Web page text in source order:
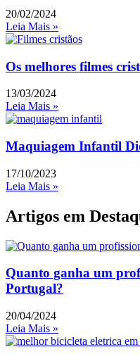
20/02/2024
Leia Mais »
Os melhores filmes
13/03/2024
Leia Mais »
Maquiagem Infantil
17/10/2023
Leia Mais »
Artigos em
Quanto ganha um
Portugal?
20/04/2024
Leia Mais »